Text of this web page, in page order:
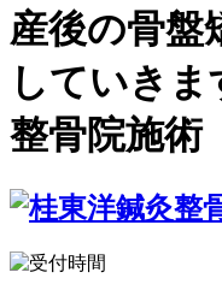
産後の骨盤
していき
整骨院施術